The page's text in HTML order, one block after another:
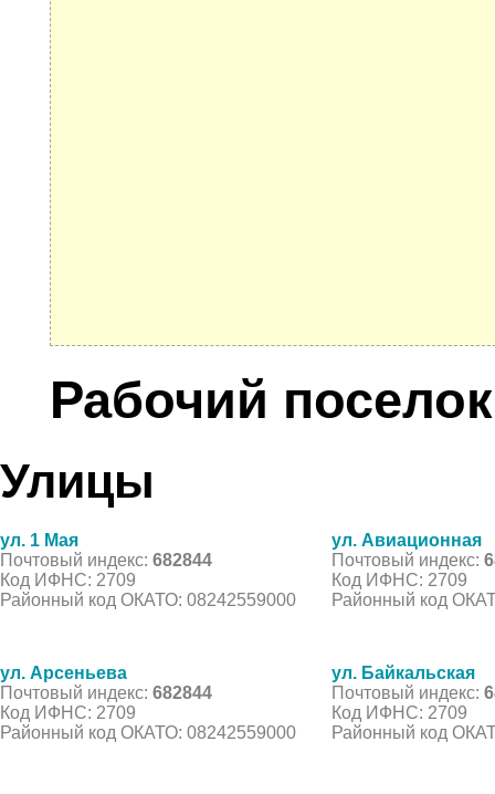
Рабочий
Улицы
ул. 1 Мая
Почтовый индекс: 682844
Код ИФНС: 2709
Районный код ОКАТО: 08242559000
ул. Авиационная
Почтовый индекс:
Код ИФНС: 2709
Районный код
ул. Арсеньева
Почтовый индекс: 682844
Код ИФНС: 2709
Районный код ОКАТО: 08242559000
ул. Байкальская
Почтовый индекс:
Код ИФНС: 2709
Районный код